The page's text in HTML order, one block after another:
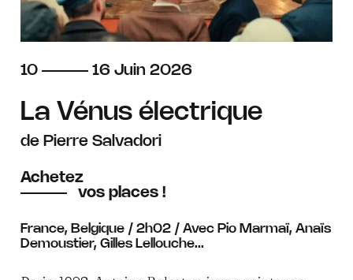
du
10 au
16 juin
Juin 2026
La Vénus électrique
de Pierre Salvadori
Achetez
vos places !
France, Belgique / 2h02 / Avec Pio Marmaï, Anaïs
Demoustier, Gilles Lellouche...